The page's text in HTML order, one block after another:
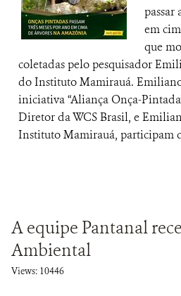
passar
em
que
coletadas pelo pesquisador
do Instituto Mamirauá.
iniciativa “Aliança Onça-
Diretor da WCS Brasil, e
Instituto Mamirauá, participam
A equipe Pantanal
Ambiental
Views: 10446